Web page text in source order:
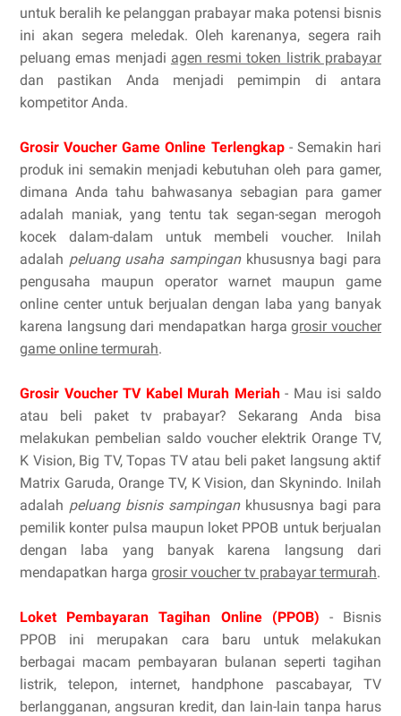
untuk beralih ke pelanggan prabayar maka potensi bisnis
ini akan segera meledak. Oleh karenanya, segera raih
peluang emas menjadi agen resmi token listrik prabayar
dan pastikan Anda menjadi pemimpin di antara
kompetitor Anda.
Grosir Voucher Game Online Terlengkap- Semakin hari
produk ini semakin menjadi kebutuhan oleh para gamer,
dimana Anda tahu bahwasanya sebagian para gamer
adalah maniak, yang tentu tak segan-segan merogoh
kocek dalam-dalam untuk membeli voucher. Inilah
adalah peluang usaha sampingankhususnya bagi para
pengusaha maupun operator warnet maupun game
online center untuk berjualan dengan laba yang banyak
karena langsung dari mendapatkan hargagrosir voucher
game online termurah.
Grosir Voucher TV Kabel Murah Meriah- Mau isi saldo
atau beli paket tv prabayar? Sekarang Anda bisa
melakukan pembelian saldo voucher elektrik Orange TV,
K Vision, Big TV, Topas TV atau beli paket langsung aktif
Matrix Garuda, Orange TV, K Vision, dan Skynindo. Inilah
adalah peluang bisnis sampingankhususnya bagi para
pemilik konter pulsa maupun loket PPOB untuk berjualan
dengan laba yang banyak karena langsung dari
mendapatkan harga grosir voucher tv prabayar termurah.
Loket Pembayaran Tagihan Online (PPOB) - Bisnis
PPOB ini merupakan cara baru untuk melakukan
berbagai macam pembayaran bulanan seperti tagihan
listrik, telepon, internet, handphone pascabayar, TV
berlangganan, angsuran kredit, dan lain-lain tanpa harus